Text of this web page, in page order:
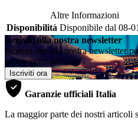
Altre Informazioni
Disponibilità Disponibile dal 08-
Iscriviti alla nostra newsletter
Iscriviti ora alla nostra newsletter
promozioni dedicate
Iscriviti ora
Garanzie ufficiali Italia
La maggior parte dei nostri articoli